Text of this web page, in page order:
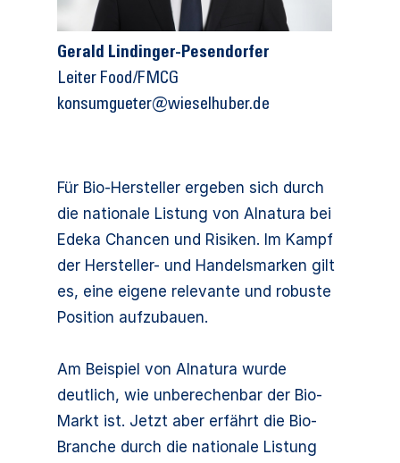
Gerald Lindinger-Pesendorfer
Leiter Food/FMCG
konsumgueter@wieselhuber.de
Für Bio-Hersteller ergeben sich durch
die nationale Listung von Alnatura bei
Edeka Chancen und Risiken. Im Kampf
der Hersteller- und Handelsmarken gilt
es, eine eigene relevante und robuste
Position aufzubauen.
Am Beispiel von Alnatura wurde
deutlich, wie unberechenbar der Bio-
Markt ist. Jetzt aber erfährt die Bio-
Branche durch die nationale Listung